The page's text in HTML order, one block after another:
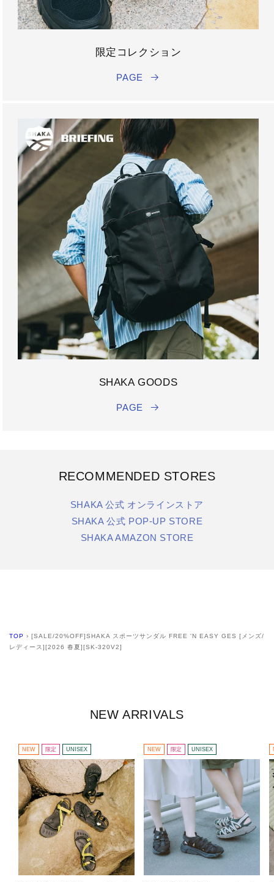
限定コレクション
PAGE
SHAKA GOODS
PAGE
RECOMMENDED STORES
SHAKA 公式 オンラインストア
SHAKA 公式 POP-UP STORE
SHAKA AMAZON STORE
TOP › [SALE/20%OFF]SHAKA スポーツサンダル FREE 'N EASY GES [メンズ/
レディース][2026 春夏][SK-320V2]
NEW ARRIVALS
NEW 限定 UNISEX NEW 限定 UNISEX